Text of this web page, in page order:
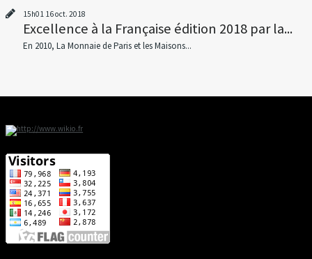
15h01 16oct. 2018
Excellence à la Française édition 2018 par la...
En 2010, La Monnaie de Paris et les Maisons...